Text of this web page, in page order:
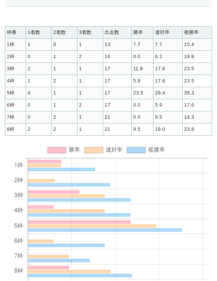
枠番 1着数 2着数 3着数 出走数 勝率 連対率 複勝率
1枠 1 0 1 13 7.7 7.7 15.4
2枠 0 1 2 16 0.0 6.2 18.8
3枠 2 1 1 17 11.8 17.6 23.5
4枠 1 2 1 17 5.9 17.6 23.5
5枠 4 1 1 17 23.5 29.4 35.3
6枠 0 1 2 17 0.0 5.9 17.6
7枠 0 2 1 21 0.0 9.5 14.3
8枠 2 2 1 21 9.5 19.0 23.8